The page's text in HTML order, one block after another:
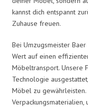
kannst dich entspannt
Zuhause freuen.
Bei Umzugsmeister
Wert auf einen
Möbeltransport. Unsere
Technologie
Möbel zu